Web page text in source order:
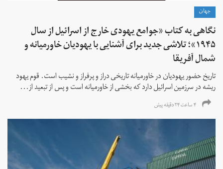
جهان
نگاهی به کتاب «جوامع یهودی خارج از اسرائیل از سال
۱۹۴۵»؛ تلاشی جدید برای آشنایی با یهودیان خاورمیانه و
شمال آفریقا
تاریخ حضور یهودیان در خاورمیانه تاریخی دراز و پرفراز و نشیب است. قوم یهود
ریشه در سرزمین اسرائیل دارد که بخشی از خاورمیانه است و پس از تبعید از...
۴ ساعت ۲۴ دقیقه پیش